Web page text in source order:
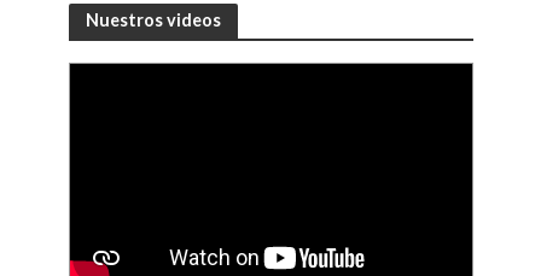
Nuestros videos